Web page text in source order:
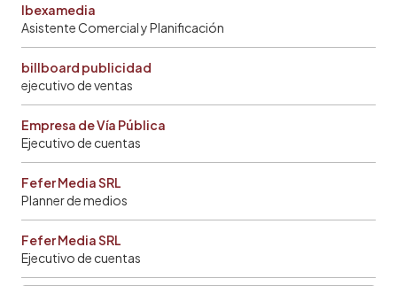
Ibexamedia
Asistente Comercial y Planificación
billboard publicidad
ejecutivo de ventas
Empresa de Vía Pública
Ejecutivo de cuentas
Fefer Media SRL
Planner de medios
Fefer Media SRL
Ejecutivo de cuentas